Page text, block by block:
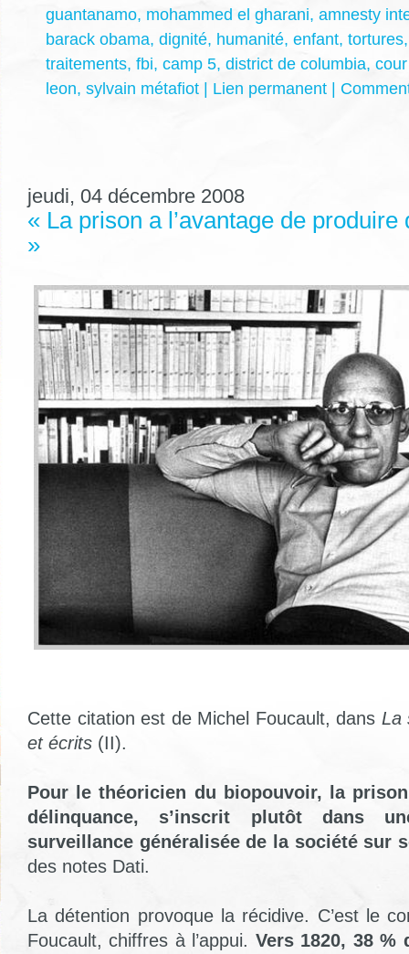
guantanamo, mohammed el gharani, amnesty
barack obama, dignité, humanité, enfant, tortures
traitements, fbi, camp 5, district de columbia,
leon, sylvain métafiot | Lien permanent |
jeudi, 04 décembre 2008
« La prison a l’avantage de
»
Cette citation est de Michel Foucault, dans La
et écrits (II).
Pour le théoricien du biopouvoir, la
délinquance, s’inscrit plutôt dans
surveillance généralisée de la société sur
des notes Dati.
La détention provoque la récidive. C’est le
Foucault, chiffres à l’appui. Vers 1820, 38 %